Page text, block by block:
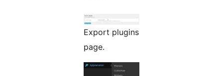
Export plugins
page.